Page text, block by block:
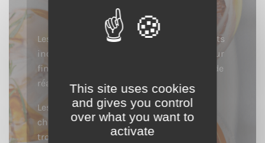
Les produits cidricoles sont des ingrédients
incroyables pour réaliser des cocktails. Leur
finesse et leurs arômes vous permettent de
réaliser des cocktails élégants et fruités.
Les barmen des établissements les plus
chics de Paris à New York ne s’y sont pas
trompés et utilisent le calvados dans de
This site uses cookies
and gives you control
over what you want to
activate